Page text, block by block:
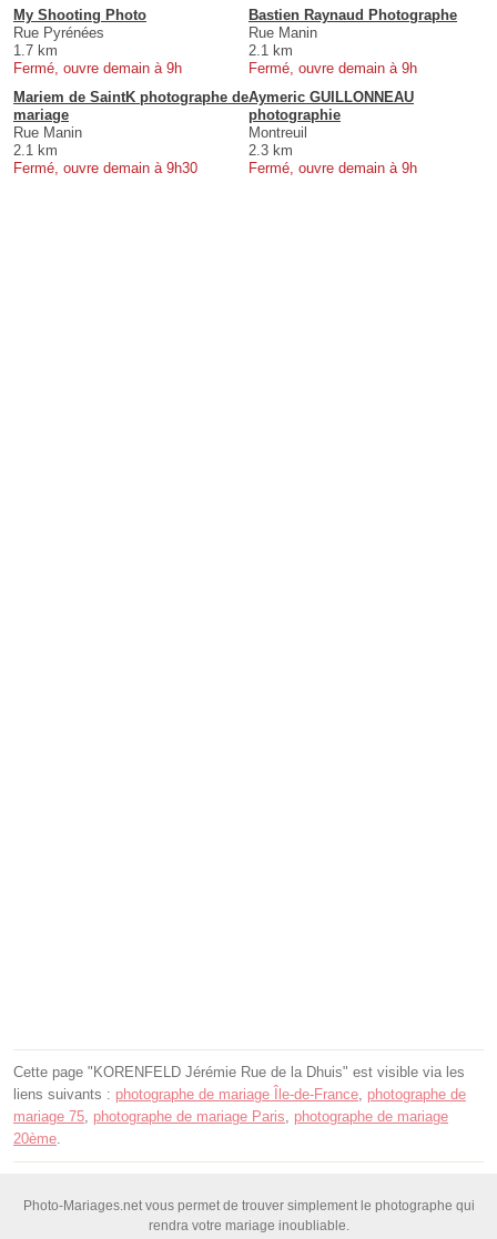
My Shooting Photo
Rue Pyrénées
1.7 km
Fermé, ouvre demain à 9h
Bastien Raynaud Photographe
Rue Manin
2.1 km
Fermé, ouvre demain à 9h
Mariem de SaintK photographe de
mariage
Rue Manin
2.1 km
Fermé, ouvre demain à 9h30
Aymeric GUILLONNEAU
photographie
Montreuil
2.3 km
Fermé, ouvre demain à 9h
Cette page "KORENFELD Jérémie Rue de la Dhuis" est visible via les
liens suivants : photographe de mariage Île-de-France photographe de
mariage 75 photographe de mariage Paris
photographe de mariage
20ème
Photo-Mariages.net vous permet de trouver simplement le photographe qui
rendra votre mariage inoubliable.